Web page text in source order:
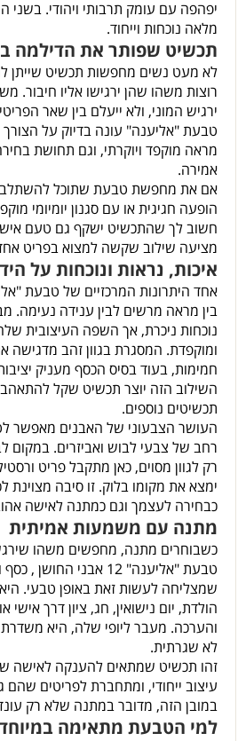
יפהפה עם עומק תרבותי ויהודי. בשני
מלאה נוכחות וייחוד.
תכשיט שפותר את הדילמה
לא מעט נשים מחפשות תכשיט שייתן
רוצות משהו שהן ירגישו אליו חיבור.
ירגיש המוני, ולא ייעלם בין שאר
טבעת "אליענה" עונה בדיוק על
מראה מוקפד ויוקרתי, וגם תחושת
אמירה.
אם את מחפשת טבעת שתוכל להשתלב
הופעה חגיגית או עם סגנון יומיומי
חשוב לך שהתכשיט ישקף גם טעם
מציעה שילוב שקשה למצוא בפריט
איכות, נראות ונוכחות על היד
אחד היתרונות המרכזיים של טבעת
בין מראה מרשים לבין ענידה נעימה.
נוכחות ניכרת, אך השפה העיצובית
ומוקפדת. המסגרת בגוון זהב מדגישה
חמימות, בעוד בסיס הכסף מעניק
השילוב הזה יוצר תכשיט שקל
תכשיטים נוספים.
העושר הצבעוני של האבנים מאפשר
רחב של צבעי לבוש ואביזרים.
רק לגוון מסוים, כאן מתקבל פריט
ימצא את מקומו בלוק. זו סיבה
כבחירה לעצמך וגם כמתנה לאישה
מתנה עם משמעות אמיתית
כשבוחרים מתנה, מחפשים משהו
טבעת "אליענה" 12 אבני
שמצליחה לעשות זאת באופן טבעי.
הולדת, יום נישואין, חג, ציון דרך
והערכה. מעבר ליופי שלה, היא
לא שגרתית.
זהו תכשיט שמתאים להענקה לאישה
עיצוב ייחודי, ומתחברת לפריטים שהם
במובן הזה, מדובר במתנה שלא רק
למי הטבעת מתאימה